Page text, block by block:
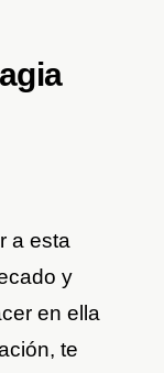
a esta
y
en ella
te